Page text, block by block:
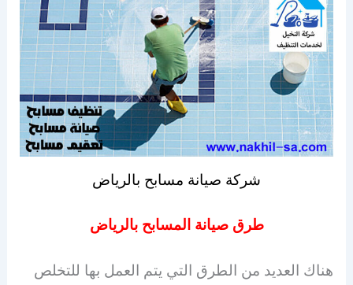
شركة صيانة مسابح بالرياض
طرق صيانة المسابح بالرياض
هناك العديد من الطرق التي يتم العمل بها للتخلص